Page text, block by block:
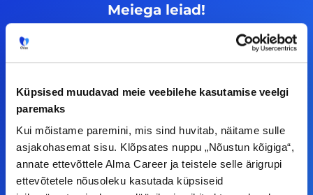
Küpsised muudavad meie veebilehe kasutamise veelgi
paremaks
Kui mõistame paremini, mis sind huvitab, näitame sulle
asjakohasemat sisu. Klõpsates nuppu „Nõustun kõigiga“,
annate ettevõttele Alma Career ja teistele selle ärigrupi
ettevõtetele nõusoleku kasutada küpsiseid
Meiega leiad!
Tööelublogi.ee lehelt leiad kõik vajaliku, et olla
kursis tööturu uudistega. Kui sul on
teha koostööd, siis võta meiega julgelt ühendust.
F
a
I
n
L
i
Y
o